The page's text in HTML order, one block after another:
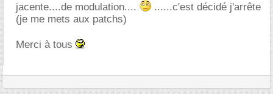
jacente....de modulation....
......c'est décidé j'arrête
(je me mets aux patchs)
Merci à tous